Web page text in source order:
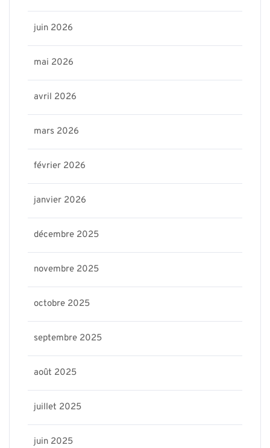
juin 2026
mai 2026
avril 2026
mars 2026
février 2026
janvier 2026
décembre 2025
novembre 2025
octobre 2025
septembre 2025
août 2025
juillet 2025
juin 2025